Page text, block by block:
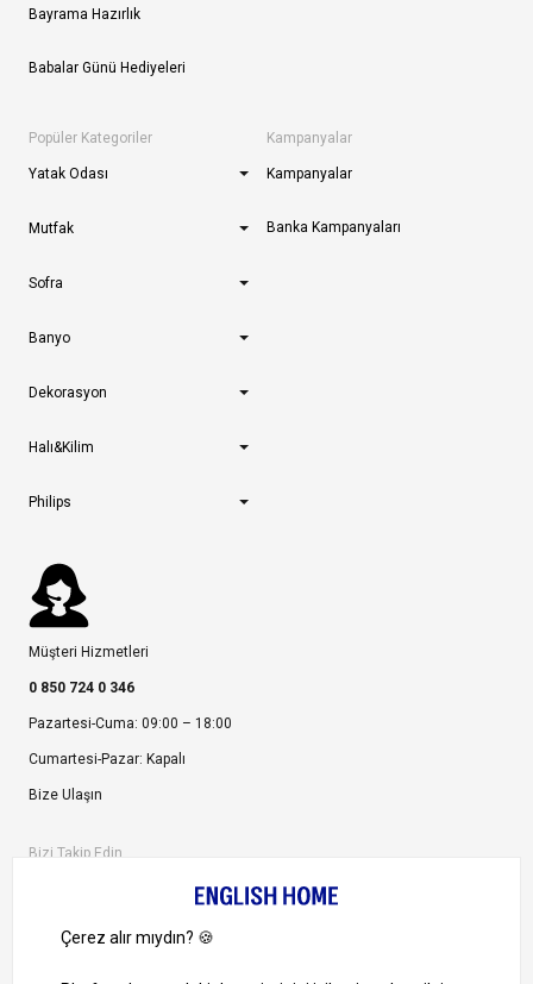
Bayrama Hazırlık
Babalar Günü Hediyeleri
Popüler Kategoriler
Yatak Odası
Mutfak
Sofra
Banyo
Dekorasyon
Halı&Kilim
Philips
Kampanyalar
Kampanyalar
Banka Kampanyaları
Müşteri Hizmetleri
0 850 724 0 346
Pazartesi-Cuma: 09:00 – 18:00
Cumartesi-Pazar: Kapalı
Bize Ulaşın
Bizi Takip Edin